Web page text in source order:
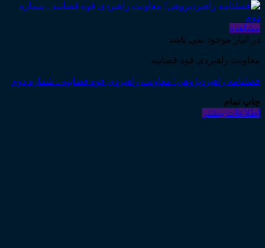
مشاهده
در انبار موجود نمی باشد
معاونت راهبردی قوه قضاییه
فصلنامه راهبردپژوهی؛ معاونت راهبردی قوه قضاییه ـ شماره دوم
چاپ تمام
اطلاعات بیشتر